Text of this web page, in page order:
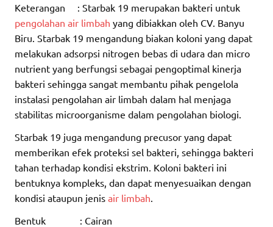
Keterangan : Starbak 19 merupakan bakteri untuk
pengolahan air limbah yang dibiakkan oleh CV. Banyu
Biru. Starbak 19 mengandung biakan koloni yang dapat
melakukan adsorpsi nitrogen bebas di udara dan micro
nutrient yang berfungsi sebagai pengoptimal kinerja
bakteri sehingga sangat membantu pihak pengelola
instalasi pengolahan air limbah dalam hal menjaga
stabilitas microorganisme dalam pengolahan biologi.
Starbak 19 juga mengandung precusor yang dapat
memberikan efek proteksi sel bakteri, sehingga bakteri
tahan terhadap kondisi ekstrim. Koloni bakteri ini
bentuknya kompleks, dan dapat menyesuaikan dengan
kondisi ataupun jenis air limbah
Bentuk : Cairan